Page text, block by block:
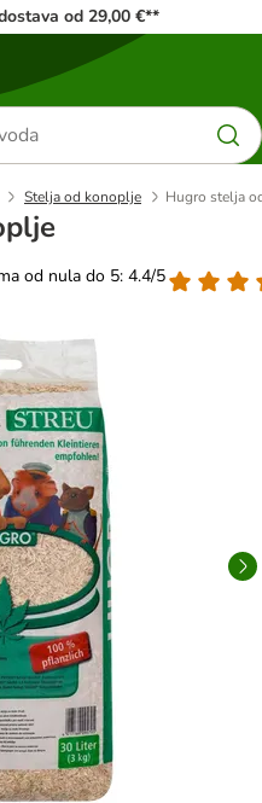
od 29,00 €**
Stelja od konoplje Hugro stelja
od nula do 5: 4.4/5